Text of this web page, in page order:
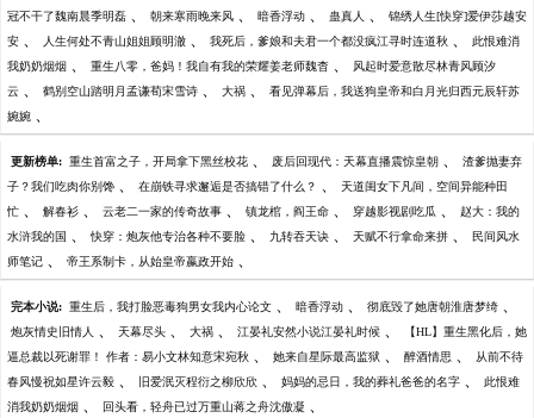
冠不干了魏南晨季明磊 、 朝来寒雨晚来风 、 暗香浮动 、 蛊真人 、 锦绣人生[快穿]爱伊莎越安
安 、 人生何处不青山姐姐顾明澈 、 我死后，爹娘和夫君一个都没疯江寻时连道秋 、 此恨难消
我奶奶烟烟 、 重生八零，爸妈！我自有我的荣耀姜老师魏杳 、 风起时爱意散尽林青风顾汐
云 、 鹤别空山踏明月孟谦荀宋雪诗 、 大祸 、 看见弹幕后，我送狗皇帝和白月光归西元辰轩苏
婉婉 、
更新榜单: 重生首富之子，开局拿下黑丝校花 、 废后回现代：天幕直播震惊皇朝 、 渣爹抛妻弃
子？我们吃肉你别馋 、 在崩铁寻求邂逅是否搞错了什么？ 、 天道闺女下凡间，空间异能种田
忙 、 解春衫 、 云老二一家的传奇故事 、 镇龙棺，阎王命 、 穿越影视剧吃瓜 、 赵大：我的
水浒我的国 、 快穿：炮灰他专治各种不要脸 、 九转吞天诀 、 天赋不行拿命来拼 、 民间风水
师笔记 、 帝王系制卡，从始皇帝嬴政开始 、
完本小说: 重生后，我打脸恶毒狗男女我内心论文 、 暗香浮动 、 彻底毁了她唐朝淮唐梦绮 、
炮灰情史旧情人 、 天幕尽头 、 大祸 、 江晏礼安然小说江晏礼时候 、 【HL】重生黑化后，她
逼总裁以死谢罪！ 作者：易小文林知意宋宛秋 、 她来自星际最高监狱 、 醉酒情思 、 从前不待
春风慢祝如星许云毅 、 旧爱泯灭程衍之柳欣欣 、 妈妈的忌日，我的葬礼爸爸的名字 、 此恨难
消我奶奶烟烟 、 回头看，轻舟已过万重山蒋之舟沈傲凝 、